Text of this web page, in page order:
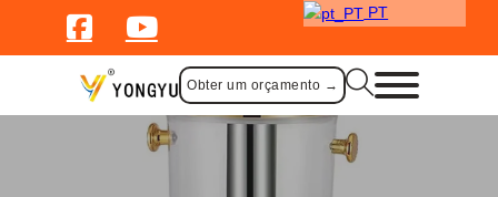
PT
Obter um orçamento →